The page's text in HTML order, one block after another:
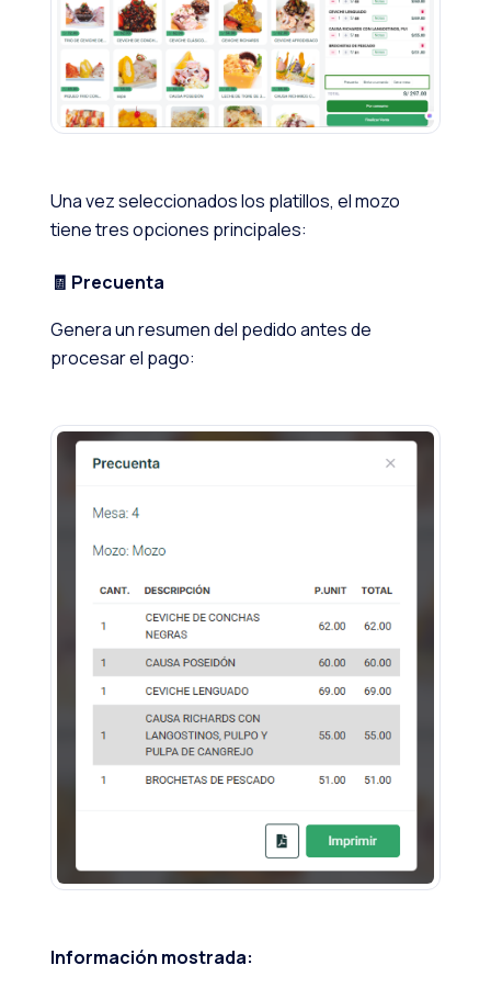
Una vez seleccionados los platillos, el mozo
tiene tres opciones principales:
🧾 Precuenta
Genera un resumen del pedido antes de
procesar el pago:
Información mostrada: